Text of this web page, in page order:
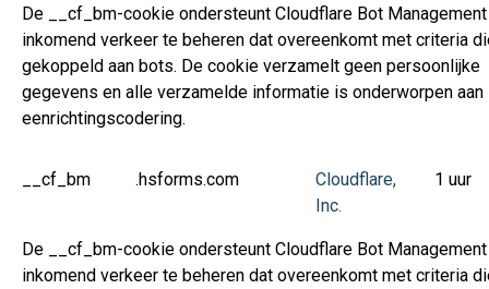
De __cf_bm-cookie ondersteunt Cloudflare Bot
inkomend verkeer te beheren dat overeenkomt met criteria
gekoppeld aan bots. De cookie verzamelt geen persoonlijke
gegevens en alle verzamelde informatie is onderworpen aan
eenrichtingscodering.
__cf_bm .hsforms.com
Cloudflare,
Inc.
1 uur
De __cf_bm-cookie ondersteunt Cloudflare Bot
inkomend verkeer te beheren dat overeenkomt met criteria